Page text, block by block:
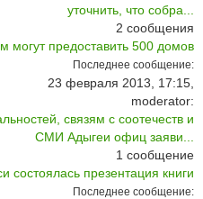
уточнить, что собра...
2 сообщения
могут предоставить 500 домов
Последнее сообщение:
23 февраля 2013, 17:15,
moderator:
связям с соотечеств и
СМИ Адыгеи офиц заяви...
1 сообщение
состоялась презентация книги
Последнее сообщение: